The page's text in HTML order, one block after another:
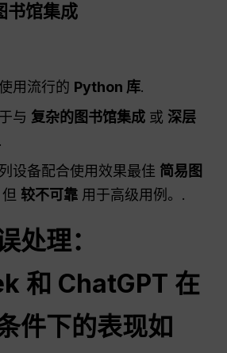
书馆集成
用流行的 Python 库.
与复杂的图书馆集成 或 深层
.
设备配合使用效果最佳 简易图
但 较不可靠 用于高级用例。.
处理：
和 ChatGPT 在
件下的表现如